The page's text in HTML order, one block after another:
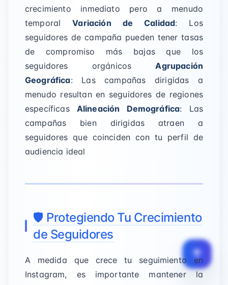
crecimiento inmediato pero a menudo
temporalVariación de Calidad: Los
seguidores de campaña pueden tener tasas
de compromiso más bajas que los
seguidores orgánicosAgrupación
Geográfica: Las campañas dirigidas a
menudo resultan en seguidores de regiones
específicas Alineación Demográfica: Las
campañas bien dirigidas atraen a
seguidores que coinciden con tu perfil de
audiencia ideal
🛡️ Protegiendo Tu Crecimiento
de Seguidores
A medida que crece tu seguimiento en
Instagram, es importante mantener la